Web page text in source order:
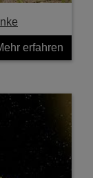
erfahren